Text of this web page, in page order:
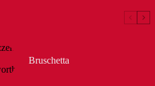
Bruschetta